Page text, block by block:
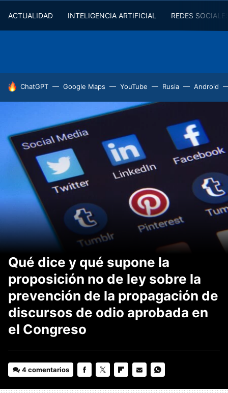
ACTUALIDAD INTELIGENCIA ARTIFICIAL REDES
HOY SE HABLA DE
ChatGPT Google Maps YouTube Rusia Android
Qué dice y qué supone la
proposición no de ley sobre la
prevención de la propagación de
discursos de odio aprobada en
el Congreso
4 comentarios